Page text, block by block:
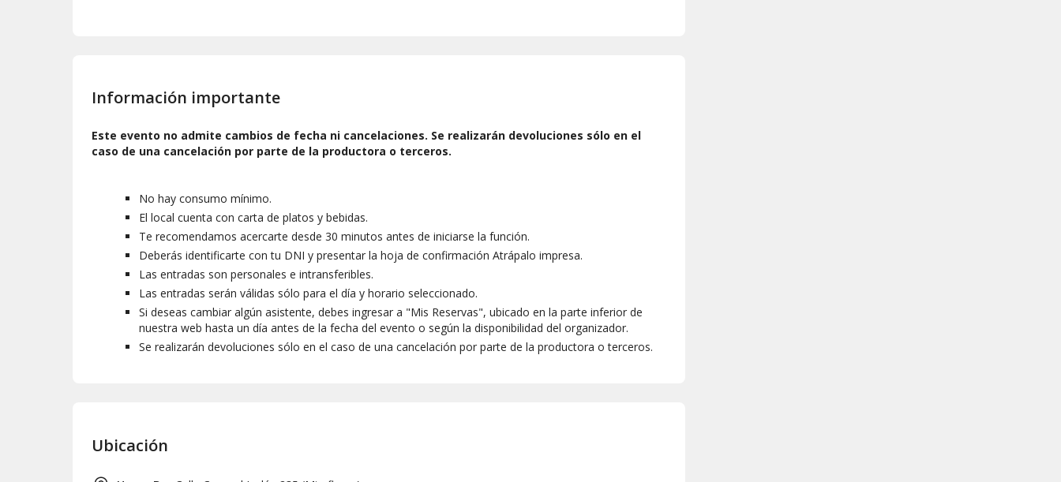
Información importante
Este evento no admite cambios de fecha ni cancelaciones. Se realizarán devoluciones sólo en el
caso de una cancelación por parte de la productora o terceros.
No hay consumo mínimo.
El local cuenta con carta de platos y bebidas.
Te recomendamos acercarte desde 30 minutos antes de iniciarse la función.
Deberás identificarte con tu DNI y presentar la hoja de confirmación Atrápalo impresa.
Las entradas son personales e intransferibles.
Las entradas serán válidas sólo para el día y horario seleccionado.
Si deseas cambiar algún asistente, debes ingresar a "Mis Reservas", ubicado en la parte inferior de
nuestra web hasta un día antes de la fecha del evento o según la disponibilidad del organizador.
Se realizarán devoluciones sólo en el caso de una cancelación por parte de la productora o terceros.
Ubicación